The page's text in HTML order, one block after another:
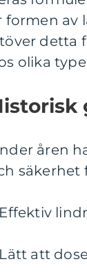
formen av
detta
olika
åren
säkerhet
att